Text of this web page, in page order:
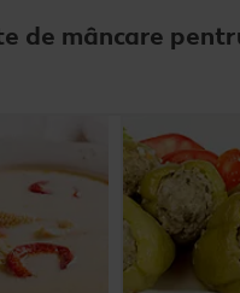
de mâncare
mult 30 minute
Rafinat
Ciorbă de
burtă
Cel mult 60 minute